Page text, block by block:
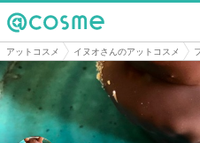
@cosme
アットコスメ イヌオさんのアットコスメ